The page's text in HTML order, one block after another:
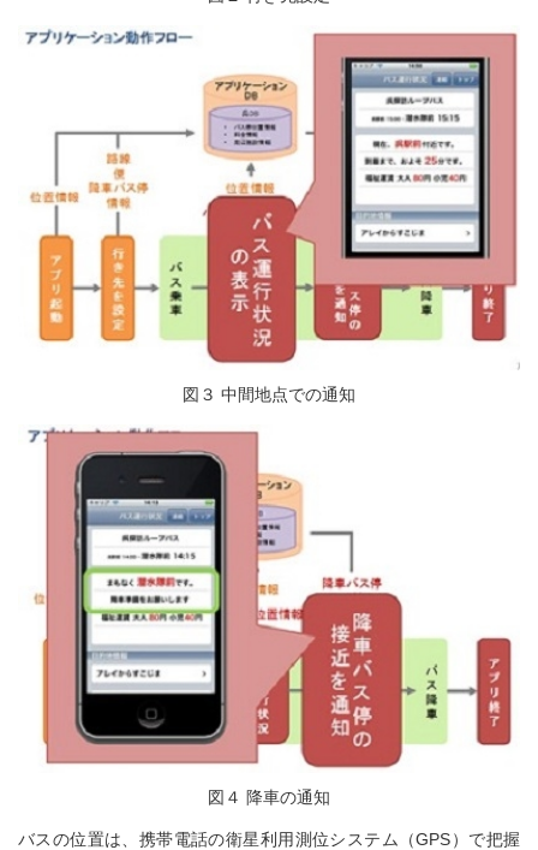
図３ 中間地点での通知
図４ 降車の通知
バスの位置は、携帯電話の衛星利用測位システム（GPS）で把握